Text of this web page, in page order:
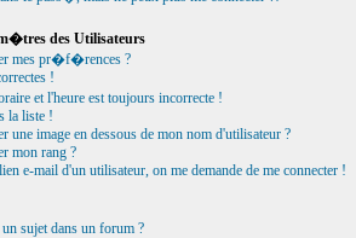
des Utilisateurs
mes pr�f�rences ?
!
et l'heure est toujours incorrecte !
la liste !
une image en dessous de mon nom d'utilisateur ?
mon rang ?
e-mail d'un utilisateur, on me demande de me connecter !
sujet dans un forum ?